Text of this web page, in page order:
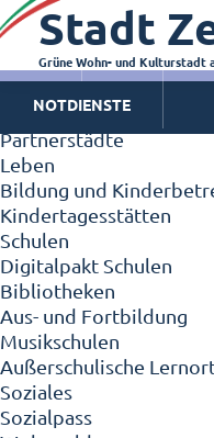
Zeitz - Die Kleinstadt
Willkommen in Zeitz!
Interview mit
Zeitz - Stadt der Zukunft
Ortschaften
Partnerstädte
Leben
Bildung und
Kindertagesstätten
Schulen
Digitalpakt Schulen
Bibliotheken
Aus- und Fortbildung
Musikschulen
Außerschulische
Soziales
Sozialpass
Stadt
Grüne Wohn- und Kulturstadt
NOTDIENSTE